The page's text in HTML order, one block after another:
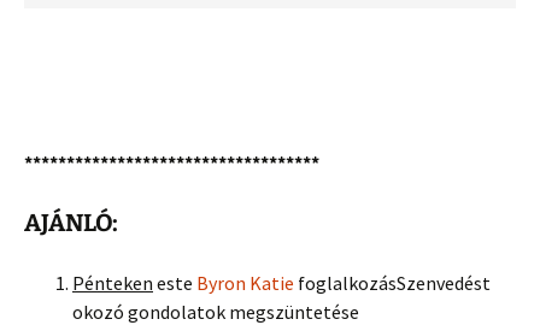
***********************************
AJÁNLÓ:
Pénteken este Byron Katie foglalkozásSzenvedést
okozó gondolatok megszüntetése